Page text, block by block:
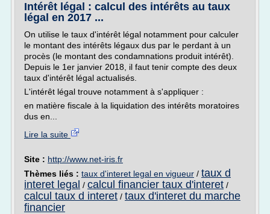
Intérêt légal : calcul des intérêts au taux
légal en 2017 ...
On utilise le taux d'intérêt légal notamment pour calculer
le montant des intérêts légaux dus par le perdant à un
procès (le montant des condamnations produit intérêt).
Depuis le 1er janvier 2018, il faut tenir compte des deux
taux d'intérêt légal actualisés.
L'intérêt légal trouve notamment à s'appliquer :
en matière fiscale à la liquidation des intérêts moratoires
dus en...
Lire la suite
Site : http://www.net-iris.fr
Thèmes liés : taux d'interet legal en vigueur / taux d
interet legal / calcul financier taux d'interet /
calcul taux d interet / taux d'interet du marche
financier